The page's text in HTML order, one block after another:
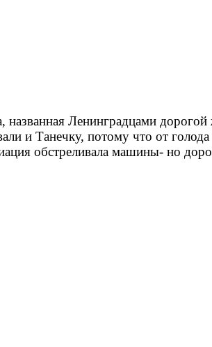
Ленинградцами
и Танечку, потому что от
обстреливала машины- но